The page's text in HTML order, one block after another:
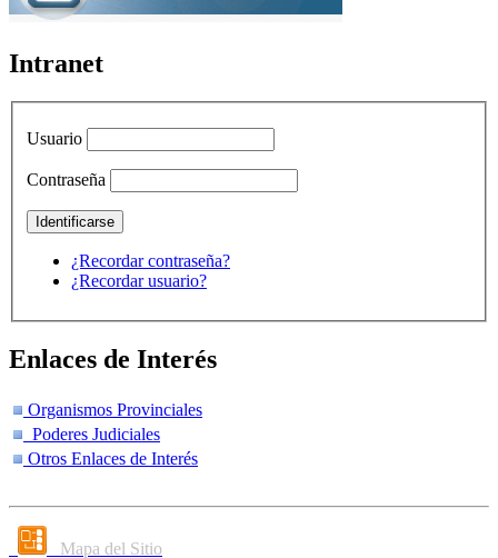
Intranet
Usuario
Contraseña
¿Recordar contraseña?
¿Recordar usuario?
Enlaces de Interés
Organismos Provinciales
Poderes Judiciales
Otros Enlaces de Interés
Mapa del Sitio